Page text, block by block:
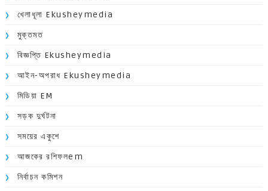
খেলাধূলা Ekusheymedia
মুক্তমত
বিজ্ঞপ্তি Ekusheymedia
আইন-অপরাধ Ekusheymedia
মিডিয়া EM
সড়ক দুর্ঘটনা
সময়ের একুশে
আজকের রশিফলem
নির্বাচন কমিশন